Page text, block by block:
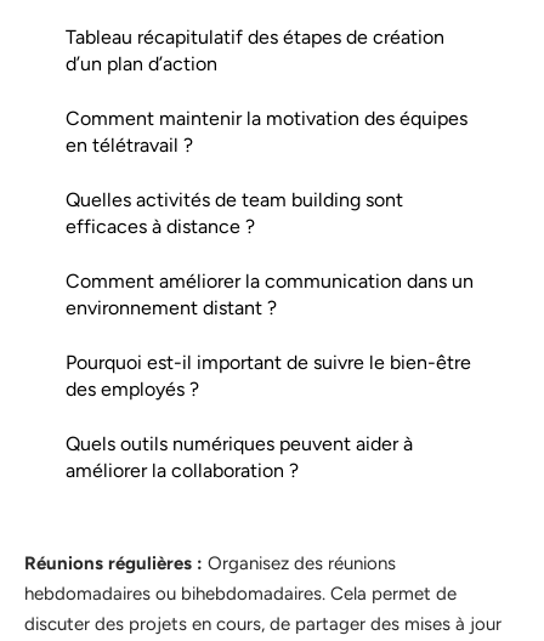
Tableau récapitulatif des étapes de création
d’un plan d’action
Comment maintenir la motivation des équipes
en télétravail ?
Quelles activités de team building sont
efficaces à distance ?
Comment améliorer la communication dans un
environnement distant ?
Pourquoi est-il important de suivre le bien-être
des employés ?
Quels outils numériques peuvent aider à
améliorer la collaboration ?
Réunions régulières : Organisez des réunions
hebdomadaires ou bihebdomadaires. Cela permet de
discuter des projets en cours, de partager des mises à jour